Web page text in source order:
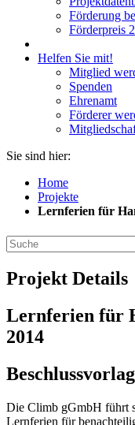
Förderung
Förderpreis
Helfen Sie mit!
Mitglied
Spenden
Ehrenamt
Förderer
Sie sind hier:
Home
Projekte
Lernferien für
Projekt Details
Lernferien für
2014
Die Climb gGmbH führt
Lernferien für